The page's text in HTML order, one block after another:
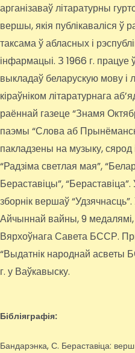
арганізаваў літаратурны
вершы, якія публікаваліся ў
таксама ў абласных і
інфармацыі. З 1966 г.
выкладаў беларускую мову і
кіраўніком літаратурнага
раённай газеце “Знамя
паэмы “Слова аб
пакладзены на музыку, сярод
“Радзіма светлая мая”,
Бераставіцы”,
зборнік вершаў
Айчыннай вайны, 9
Вярхоўнага Савета БССР.
“Выдатнік народнай асветы
г. у Ваўкавыску.
Бібліяграфія:
Бандарэнка, С. Бераставіца: